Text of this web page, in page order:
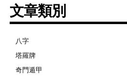
文章類別
八字
塔羅牌
奇門遁甲